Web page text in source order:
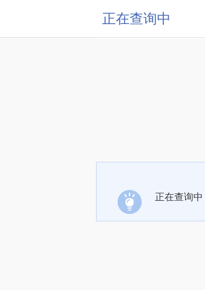
正在查询中
正在查询